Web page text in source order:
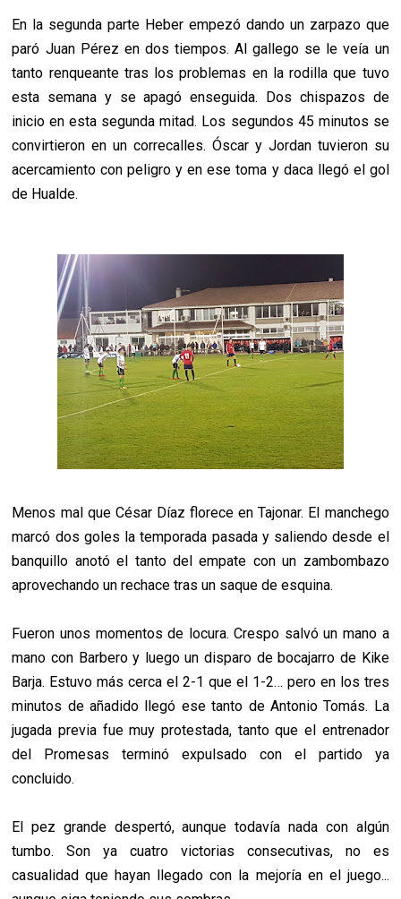
En la segunda parte Heber empezó dando un zarpazo que
paró Juan Pérez en dos tiempos. Al gallego se le veía un
tanto renqueante tras los problemas en la rodilla que tuvo
esta semana y se apagó enseguida. Dos chispazos de
inicio en esta segunda mitad. Los segundos 45 minutos se
convirtieron en un correcalles. Óscar y Jordan tuvieron su
acercamiento con peligro y en ese toma y daca llegó el gol
de Hualde.
Menos mal que César Díaz florece en Tajonar. El manchego
marcó dos goles la temporada pasada y saliendo desde el
banquillo anotó el tanto del empate con un zambombazo
aprovechando un rechace tras un saque de esquina.
Fueron unos momentos de locura. Crespo salvó un mano a
mano con Barbero y luego un disparo de bocajarro de Kike
Barja. Estuvo más cerca el 2-1 que el 1-2… pero en los tres
minutos de añadido llegó ese tanto de Antonio Tomás. La
jugada previa fue muy protestada, tanto que el entrenador
del Promesas terminó expulsado con el partido ya
concluido.
El pez grande despertó, aunque todavía nada con algún
tumbo. Son ya cuatro victorias consecutivas, no es
casualidad que hayan llegado con la mejoría en el juego...